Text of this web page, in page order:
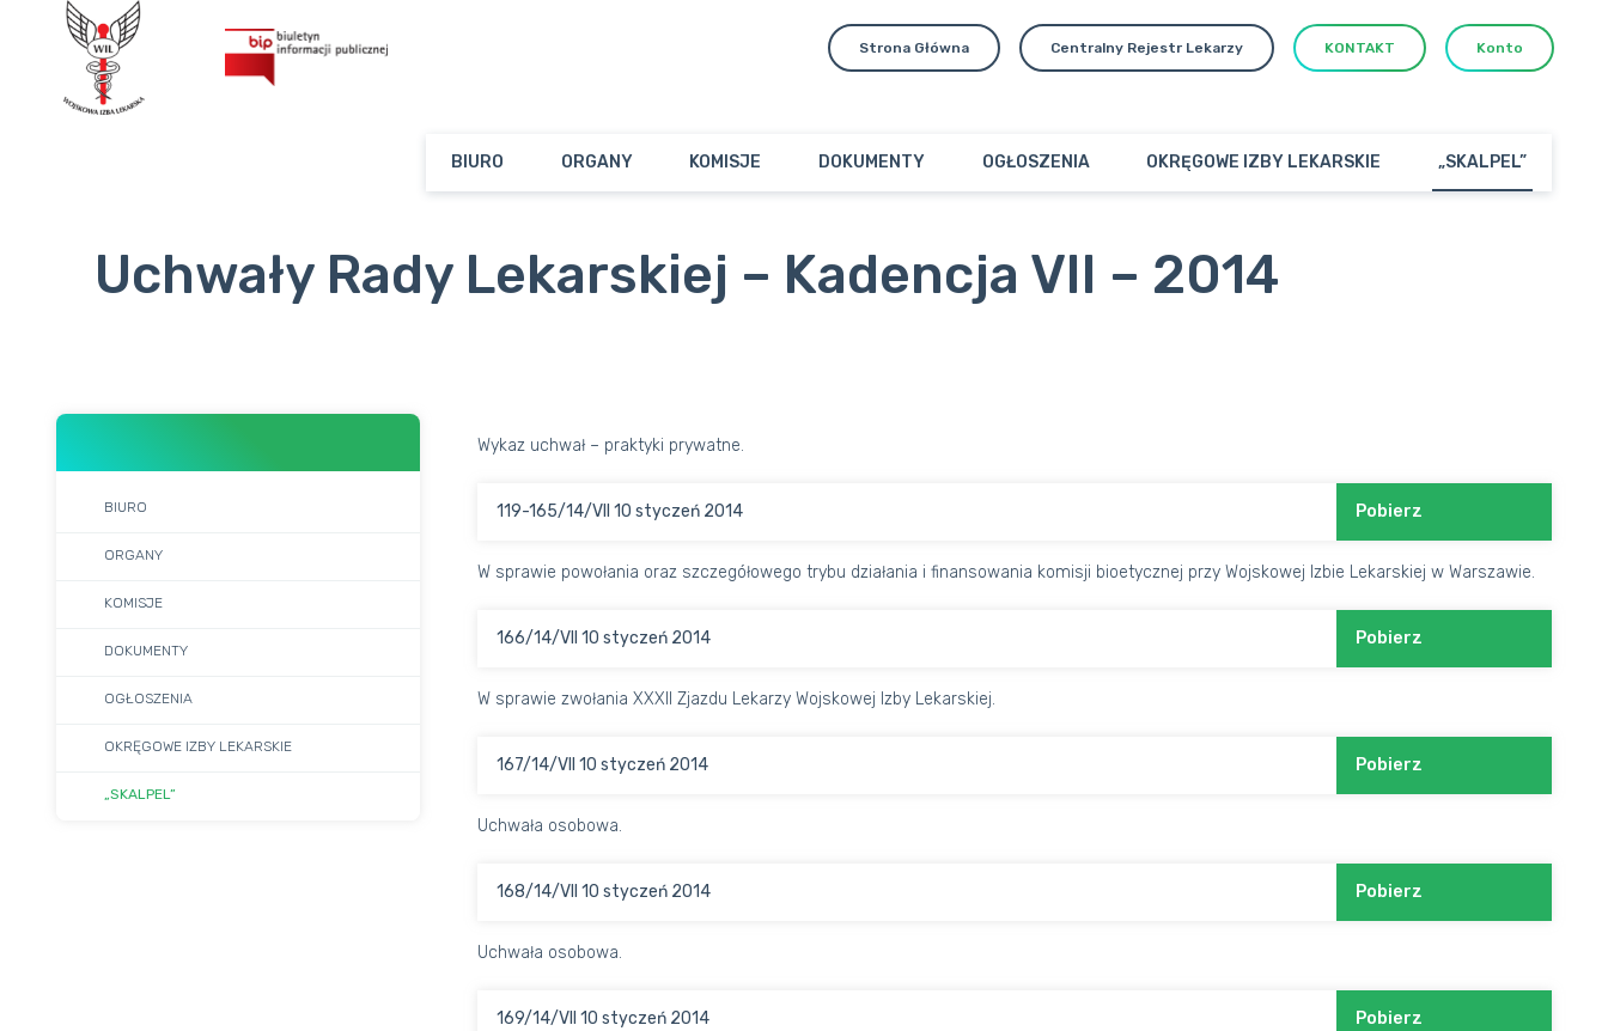
Strona Główna Centralny Rejestr Lekarzy KONTAKT Konto
BIURO ORGANY KOMISJE DOKUMENTY OGŁOSZENIA OKRĘGOWE IZBY LEKARSKIE „SKALPEL”
Uchwały Rady Lekarskiej – Kadencja VII – 2014
BIURO
ORGANY
KOMISJE
DOKUMENTY
OGŁOSZENIA
OKRĘGOWE IZBY LEKARSKIE
„SKALPEL”
Wykaz uchwał – praktyki prywatne.
119-165/14/VII 10 styczeń 2014 Pobierz
W sprawie powołania oraz szczegółowego trybu działania i finansowania komisji bioetycznej przy Wojskowej Izbie Lekarskiej w Warszawie.
166/14/VII 10 styczeń 2014 Pobierz
W sprawie zwołania XXXII Zjazdu Lekarzy Wojskowej Izby Lekarskiej.
167/14/VII 10 styczeń 2014 Pobierz
Uchwała osobowa.
168/14/VII 10 styczeń 2014 Pobierz
Uchwała osobowa.
169/14/VII 10 styczeń 2014 Pobierz